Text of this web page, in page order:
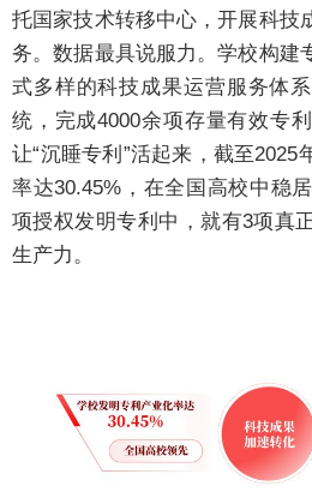
托国家技术转移中心，开展科技
务。数据最具说服力。学校构建
式多样的科技成果运营服务体
统，完成4000余项存量有效专
让“沉睡专利”活起来，截至2025
率达30.45%，在全国高校中稳
项授权发明专利中，就有3项真
生产力。